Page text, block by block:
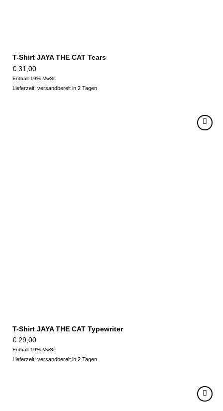
T-Shirt JAYA THE CAT Tears
€31,00
Enthält 19% MwSt.
Lieferzeit: versandbereit in 2 Tagen
T-Shirt JAYA THE CAT Typewriter
€29,00
Enthält 19% MwSt.
Lieferzeit: versandbereit in 2 Tagen